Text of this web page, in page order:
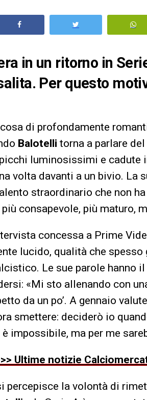
in un ritorno in
Per questo
di profondamente
Balotelli torna a parlare
luminosissimi e cadute
volta davanti a un bivio. La
straordinario che non
consapevole, più maturo,
concessa a Prime
lucido, qualità che
Le sue parole hanno
«Mi sto allenando con
da un po’. A gennaio
smettere: deciderò io
impossibile, ma per me
Ultime notizie
percepisce la volontà di